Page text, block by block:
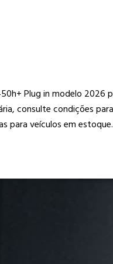
Plug in modelo
consulte condições
para veículos em